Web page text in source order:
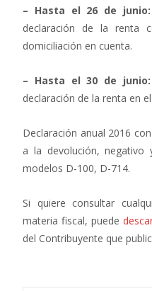
– Hasta el 26 de junio:
declaración de la renta
domiciliación en cuenta.
– Hasta el 30 de junio:
declaración de la renta en
Declaración anual 2016
a la devolución, negativo
modelos D-100, D-714.
Si quiere consultar
materia fiscal, puede
del Contribuyente que